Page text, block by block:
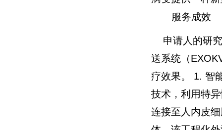
服务成效
申请人的研
送系统（
疗效果。 1. 智
技术，利用特
连接至人内皮